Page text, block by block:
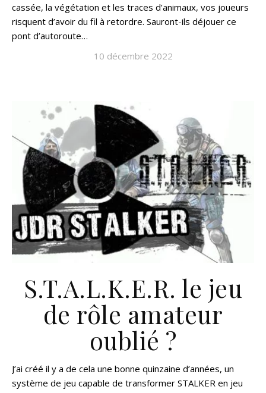
cassée, la végétation et les traces d’animaux, vos joueurs
risquent d’avoir du fil à retordre. Sauront-ils déjouer ce
pont d’autoroute…
10 décembre 2022
S.T.A.L.K.E.R. le jeu
de rôle amateur
oublié ?
J’ai créé il y a de cela une bonne quinzaine d’années, un
système de jeu capable de transformer STALKER en jeu